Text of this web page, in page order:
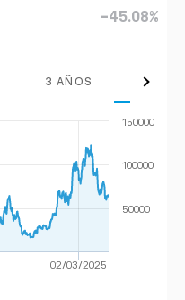
-45.08%
3 AÑOS MÁX.
02/03/2025
50000
100000
150000